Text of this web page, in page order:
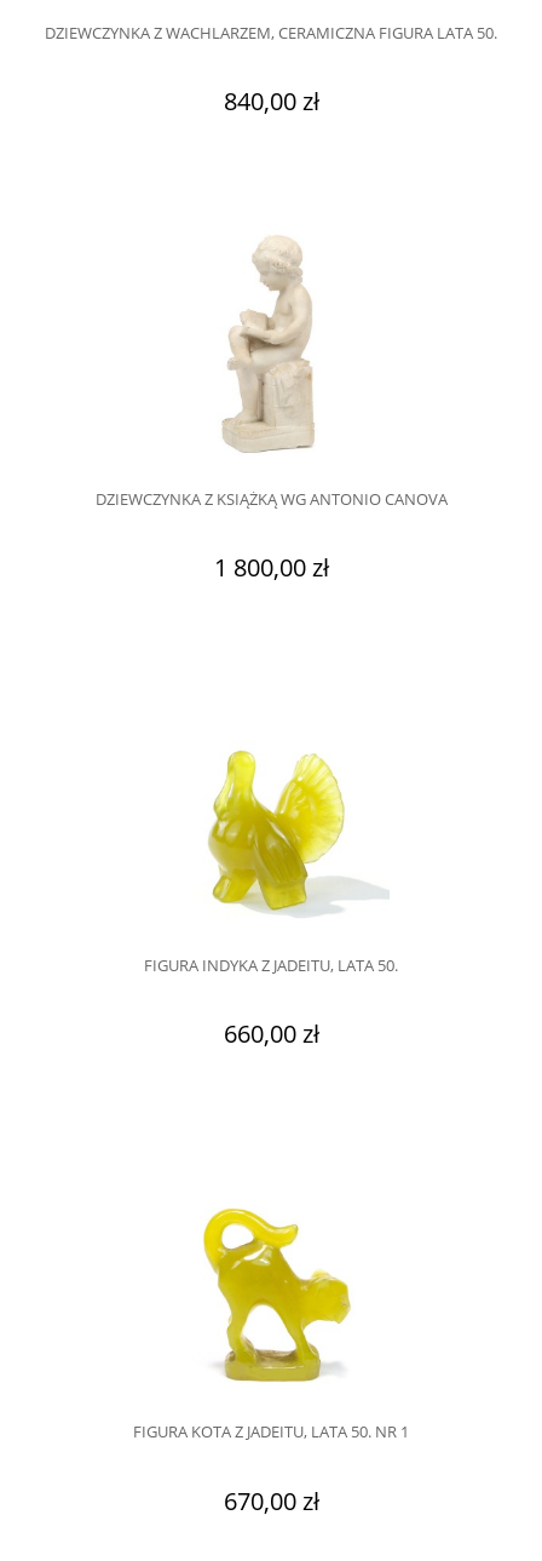
DZIEWCZYNKA Z WACHLARZEM, CERAMICZNA FIGURA LATA 50.
840,00 zł
DZIEWCZYNKA Z KSIĄŻKĄ WG ANTONIO CANOVA
1 800,00 zł
FIGURA INDYKA Z JADEITU, LATA 50.
660,00 zł
FIGURA KOTA Z JADEITU, LATA 50. NR 1
670,00 zł